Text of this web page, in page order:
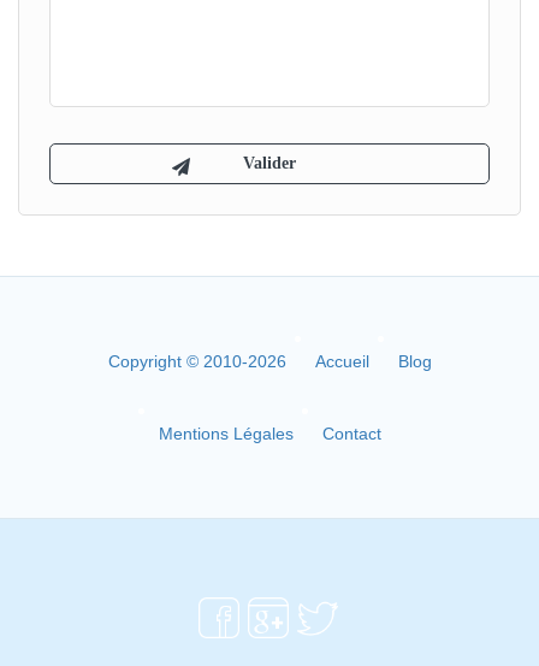
Copyright © 2010-2026 Accueil Blog
Mentions Légales Contact